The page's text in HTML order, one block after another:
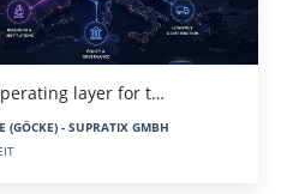
layer for t…
(GÖCKE) - SUPRATIX GMBH